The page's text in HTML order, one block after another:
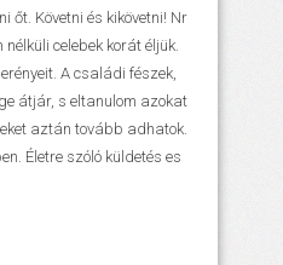
őt. Követni és kikövetni! Nr
celebek korát éljük.
A családi fészek,
átjár, s eltanulom azokat
aztán tovább adhatok.
Életre szóló küldetés es